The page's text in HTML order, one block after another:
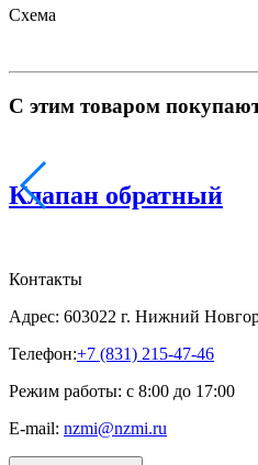
Схема
С этим товаром
Клапан обратный
Контакты
Адрес: 603022 г. Нижний
Телефон:+7 (831) 215-47-46
Режим работы: с 8:00 до 17:00
E-mail: nzmi@nzmi.ru